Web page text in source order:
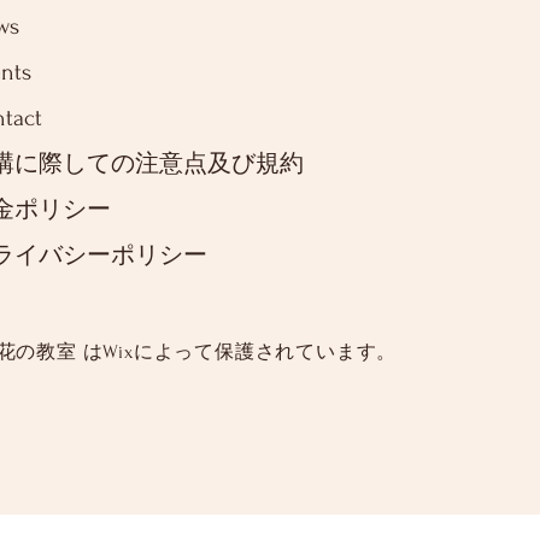
に際しての注意点及び規約
ポリシー
イバシーポリシー
の教室 はWixによって保護されています。